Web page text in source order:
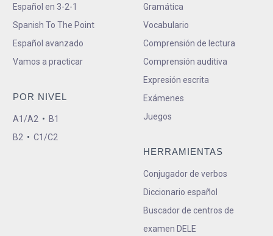
Español en 3-2-1
Spanish To The Point
Español avanzado
Vamos a practicar
POR NIVEL
A1/A2 • B1
B2 • C1/C2
Gramática
Vocabulario
Comprensión de lectura
Comprensión auditiva
Expresión escrita
Exámenes
Juegos
HERRAMIENTAS
Conjugador de verbos
Diccionario español
Buscador de centros de
examen DELE